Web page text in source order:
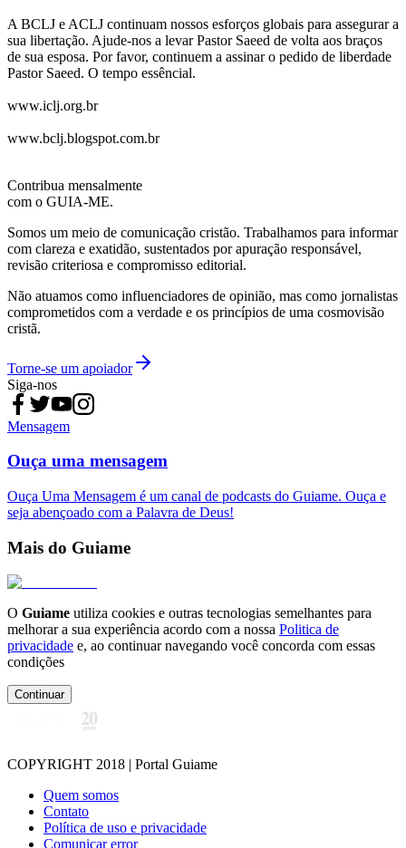
A BCLJ e ACLJ continuam nossos esforços globais para assegurar a
sua libertação. Ajude-nos a levar Pastor Saeed de volta aos braços
de sua esposa. Por favor, continuem a assinar o pedido de liberdade
Pastor Saeed. O tempo essêncial.
www.iclj.org.br
www.bclj.blogspot.com.br
Contribua mensalmente
com o GUIA-ME.
Somos um meio de comunicação cristão. Trabalhamos para informar
com clareza e exatidão, sustentados por apuração responsável,
revisão criteriosa e compromisso editorial.
Não atuamos como influenciadores de opinião, mas como jornalistas
comprometidos com a verdade e os princípios de uma cosmovisão
cristã.
Torne-se um apoiador
Siga-nos
Mensagem
Ouça uma mensagem
Ouça Uma Mensagem é um canal de podcasts do Guiame. Ouça e
seja abençoado com a Palavra de Deus!
Mais do Guiame
O Guiame utiliza cookies e outras tecnologias semelhantes para
melhorar a sua experiência acordo com a nossa Politica de
privacidade e, ao continuar navegando você concorda com essas
condições
Continuar
COPYRIGHT 2018 | Portal Guiame
Quem somos
Contato
Política de uso e privacidade
Comunicar error